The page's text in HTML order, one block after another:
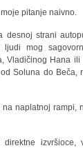
pitanje naivno.
desnoj strani
mog
Vladičinog Hana
Soluna do Beča,
naplatnoj rampi,
izvršioce,